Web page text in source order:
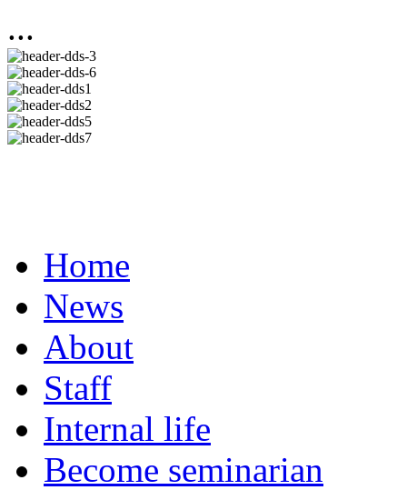
...
Home
News
About
Staff
Internal life
Become seminarian